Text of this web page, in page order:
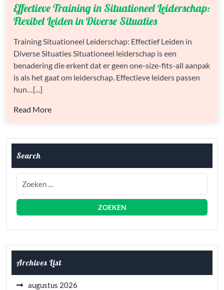
TRAINING
SITUATIONEEL
FLEXIBEL
LEIDEN
IN
DIVERSE
SITUATIES
Effectieve Training in Situationeel Leiderschap:
Flexibel Leiden in Diverse Situaties
Training Situationeel Leiderschap: Effectief Leiden in
Diverse Situaties Situationeel leiderschap is een
benadering die erkent dat er geen one-size-fits-all aanpak
is als het gaat om leiderschap. Effectieve leiders passen
hun…[...]
Read More
Search
Archives List
augustus 2026